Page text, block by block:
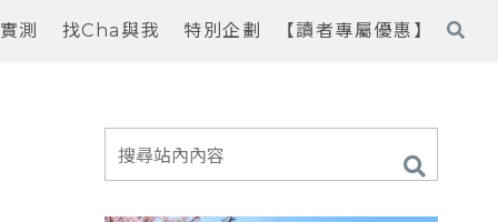
測 找Cha與我 特別企劃 【讀者專屬優惠】